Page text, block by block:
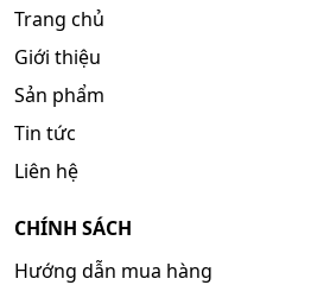
Trang chủ
Giới thiệu
Sản phẩm
Tin tức
Liên hệ
CHÍNH SÁCH
Hướng dẫn mua hàng